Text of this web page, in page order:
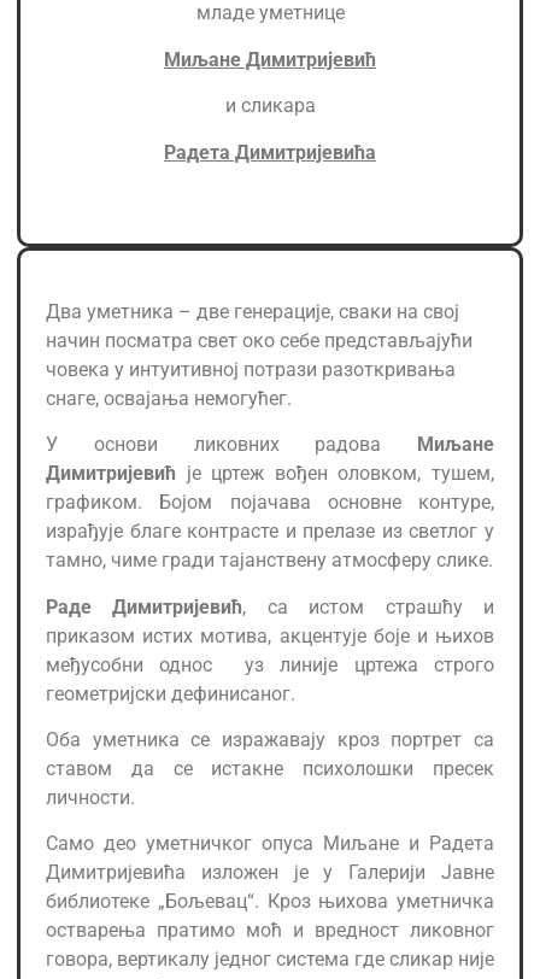
младе уметнице
Миљане Димитријевић
и сликара
Радета Димитријевића
Два уметника – две генерације, сваки на свој
начин посматра свет око себе представљајући
човека у интуитивној потрази разоткривања
снаге, освајања немогућег.
У основи ликовних радова Миљане
Димитријевић је цртеж вођен оловком, тушем,
графиком. Бојом појачава основне контуре,
израђује благе контрасте и прелазе из светлог у
тамно, чиме гради тајанствену атмосферу слике.
Раде Димитријевић, са истом страшћу и
приказом истих мотива, акцентује боје и њихов
међусобни однос уз линије цртежа строго
геометријски дефинисаног.
Оба уметника се изражавају кроз портрет са
ставом да се истакне психолошки пресек
личности.
Само део уметничког опуса Миљане и Радета
Димитријевића изложен је у Галерији Јавне
библиотеке „Бољевац“. Кроз њихова уметничка
остварења пратимо моћ и вредност ликовног
говора, вертикалу једног система где сликар није